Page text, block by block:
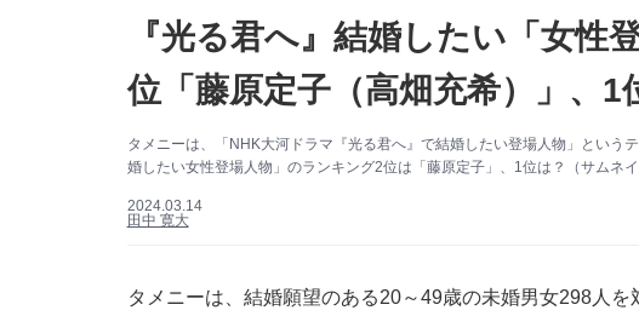
『光る君へ』結婚したい「女性
位「藤原定子（高畑充希）」、1
タメニーは、「NHK大河ドラマ『光る君へ』で結婚したい登場人物」という
婚したい女性登場人物」のランキング2位は「藤原定子」、1位は？（サムネ
2024.03.14
田中 寛大
タメニーは、結婚願望のある20～49歳の未婚男女298人